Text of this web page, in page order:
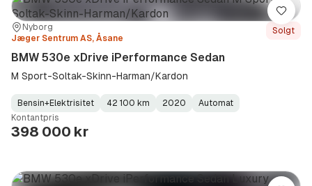
Sted:Nyborg
Forhandler:
Jæger Sentrum AS, Åsane
Solgt
BMW 530e xDrive iPerformance Sedan
M Sport-Soltak-Skinn-Harman/Kardon
Fuel
Type:
Bensin+Elektrisitet
Kilometerstand: 42 100 km
Model
Year:
2020
Gearbox
Type:
Automat
Kontantpris
398 000 kr
Lagre